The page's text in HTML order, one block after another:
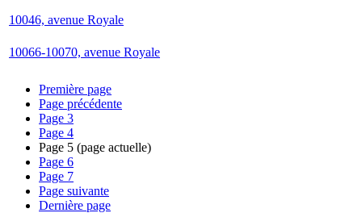
10046, avenue Royale
10066-10070, avenue Royale
Première page
Page précédente
Page 3
Page 4
Page 5 (page actuelle)
Page 6
Page 7
Page suivante
Dernière page